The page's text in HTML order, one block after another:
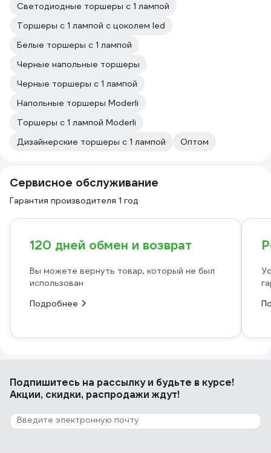
Светодиодные торшеры с 1 лампой
Торшеры с 1 лампой с цоколем led
Белые торшеры с 1 лампой
Черные напольные торшеры
Черные торшеры с 1 лампой
Напольные торшеры Moderli
Торшеры с 1 лампой Moderli
Дизайнерские торшеры с 1 лампой
Оптом
Сервисное обслуживание
Гарантия производителя 1 год
120 дней обмен и возврат
Вы можете вернуть товар, который не был
использован
Подробнее
Подпишитесь на рассылкуи будьте в курсе!
Акции, скидки, распродажи ждут!